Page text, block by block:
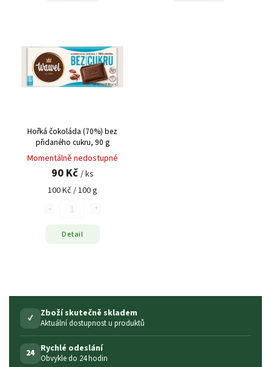
Hořká čokoláda (70%) bez
přidaného cukru, 90 g
Momentálně nedostupné
90 Kč / ks
100 Kč / 100 g
Detail
✓ Zboží skutečně skladem
Aktuální dostupnost u produktů
24 Rychlé odeslání
Obvykle do 24 hodin